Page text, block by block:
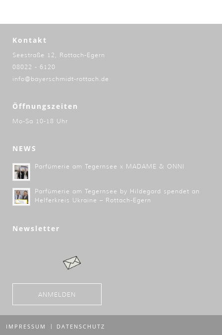
Kontakt
Seestraße 12, Rottach-Egern
08022 - 6120
info@bayerschmidt-rottach.de
Öffnungszeiten
Mo-Sa 10-18 Uhr
NEWS
Parfümerie am Tegernsee x MADAME & ONNI
Parfümerie am Tegernsee by Hildegard spendet an
Helferkreis Ukraine – Rottach-Egern
Newsletter
ANMELDEN
IMPRESSUM DATENSCHUTZ